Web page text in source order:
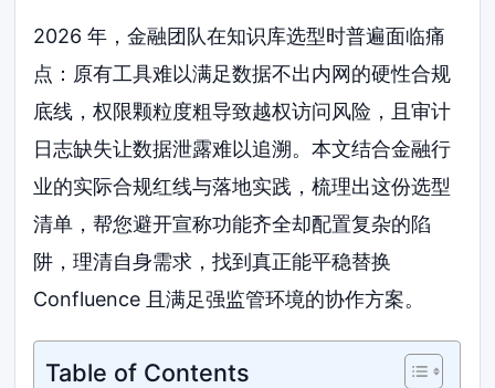
2026 年，金融团队在知识库选型时普遍面临痛
点：原有工具难以满足数据不出内网的硬性合规
底线，权限颗粒度粗导致越权访问风险，且审计
日志缺失让数据泄露难以追溯。本文结合金融行
业的实际合规红线与落地实践，梳理出这份选型
清单，帮您避开宣称功能齐全却配置复杂的陷
阱，理清自身需求，找到真正能平稳替换
Confluence 且满足强监管环境的协作方案。
Table of Contents